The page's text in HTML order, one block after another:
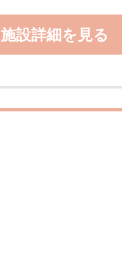
施設詳細を見る